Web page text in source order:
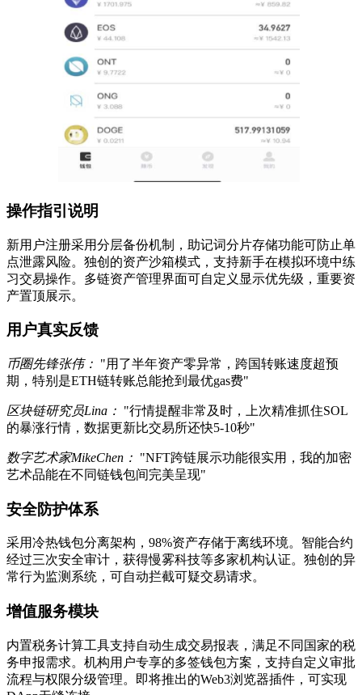
操作指引说明
新用户注册采用分层备份机制，助记词分片存储功能可防止单
点泄露风险。独创的资产沙箱模式，支持新手在模拟环境中练
习交易操作。多链资产管理界面可自定义显示优先级，重要资
产置顶展示。
用户真实反馈
币圈先锋张伟： "用了半年资产零异常，跨国转账速度超预
期，特别是ETH链转账总能抢到最优gas费"
区块链研究员Lina： "行情提醒非常及时，上次精准抓住SOL
的暴涨行情，数据更新比交易所还快5-10秒"
数字艺术家MikeChen： "NFT跨链展示功能很实用，我的加密
艺术品能在不同链钱包间完美呈现"
安全防护体系
采用冷热钱包分离架构，98%资产存储于离线环境。智能合约
经过三次安全审计，获得慢雾科技等多家机构认证。独创的异
常行为监测系统，可自动拦截可疑交易请求。
增值服务模块
内置税务计算工具支持自动生成交易报表，满足不同国家的税
务申报需求。机构用户专享的多签钱包方案，支持自定义审批
流程与权限分级管理。即将推出的Web3浏览器插件，可实现